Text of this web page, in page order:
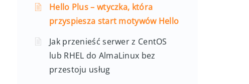
Hello Plus – wtyczka, która
przyspiesza start motywów Hello
Jak przenieść serwer z CentOS
lub RHEL do AlmaLinux bez
przestoju usług